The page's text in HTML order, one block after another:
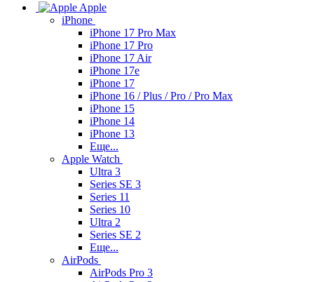
Apple
iPhone
iPhone 17 Pro Max
iPhone 17 Pro
iPhone 17 Air
iPhone 17e
iPhone 17
iPhone 16 / Plus / Pro / Pro Max
iPhone 15
iPhone 14
iPhone 13
Еще...
Apple Watch
Ultra 3
Series SE 3
Series 11
Series 10
Ultra 2
Series SE 2
Еще...
AirPods
AirPods Pro 3